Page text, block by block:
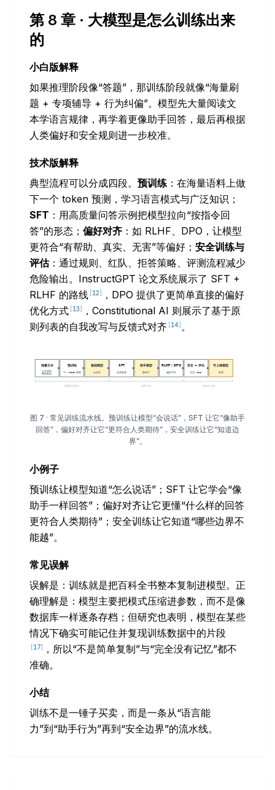
第 8 章 · 大模型是怎么训练出来
的
小白版解释
如果推理阶段像“答题”，那训练阶段就像“海量刷
题 + 专项辅导 + 行为纠偏”。模型先大量阅读文
本学语言规律，再学着更像助手回答，最后再根据
人类偏好和安全规则进一步校准。
技术版解释
典型流程可以分成四段。 预训练 ：在海量语料上做
下一个 token 预测，学习语言模式与广泛知识；
SFT ：用高质量问答示例把模型拉向“按指令回
答”的形态； 偏好对齐 ：如 RLHF、DPO，让模型
更符合“有帮助、真实、无害”等偏好； 安全训练与
评估：通过规则、红队、拒答策略、评测流程减少
危险输出。InstructGPT 论文系统展示了 SFT +
RLHF 的路线 12
，DPO 提供了更简单直接的偏好
优化方式 13
，Constitutional AI 则展示了基于原
则列表的自我改写与反馈式对齐
14 。
图 7 · 常见训练流水线。预训练让模型“会说话”，SFT 让它“像助手
回答”，偏好对齐让它“更符合人类期待”，安全训练让它“知道边
界”。
小例子
预训练让模型知道“怎么说话”；SFT 让它学会“像
助手一样回答”；偏好对齐让它更懂“什么样的回答
更符合人类期待”；安全训练让它知道“哪些边界不
能越”。
常见误解
误解是：训练就是把百科全书整本复制进模型。正
确理解是：模型主要把模式压缩进参数，而不是像
数据库一样逐条存档；但研究也表明，模型在某些
情况下确实可能记住并复现训练数据中的片段
17
，所以“不是简单复制”与“完全没有记忆”都不
准确。
小结
训练不是一锤子买卖，而是一条从“语言能
力”到“助手行为”再到“安全边界”的流水线。